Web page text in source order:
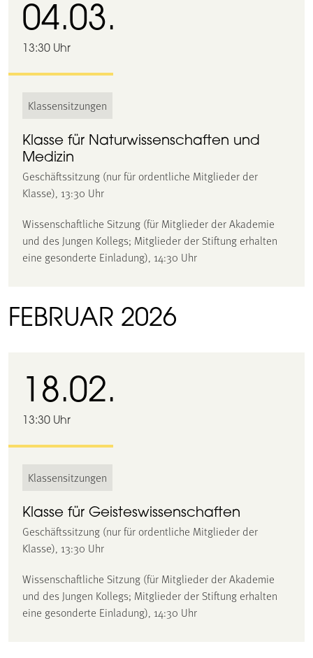
04.03.
13:30 Uhr
Klassensitzungen
Klasse für Naturwissenschaften und
Medizin
Geschäftssitzung (nur für ordentliche Mitglieder der
Klasse), 13:30 Uhr
Wissenschaftliche Sitzung (für Mitglieder der Akademie
und des Jungen Kollegs; Mitglieder der Stiftung erhalten
eine gesonderte Einladung), 14:30 Uhr
FEBRUAR 2026
18.02.
13:30 Uhr
Klassensitzungen
Klasse für Geisteswissenschaften
Geschäftssitzung (nur für ordentliche Mitglieder der
Klasse), 13:30 Uhr
Wissenschaftliche Sitzung (für Mitglieder der Akademie
und des Jungen Kollegs; Mitglieder der Stiftung erhalten
eine gesonderte Einladung), 14:30 Uhr